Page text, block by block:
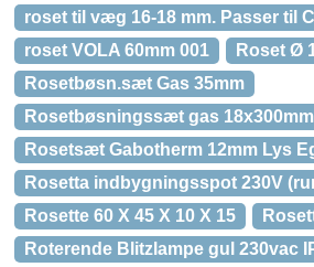
roset til væg 16-18 mm. Passer til
roset VOLA 60mm 001
Roset Ø
Rosetbøsn.sæt Gas 35mm
Rosetbøsningssæt gas
Rosetsæt Gabotherm 12mm Lys
Rosetta indbygningsspot 230V
Rosette 60 X 45 X 10 X 15
Roterende Blitzlampe gul 230vac